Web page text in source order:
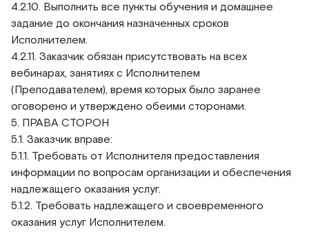
4.2.10. Выполнить все пункты обучения и домашнее
задание до окончания назначенных сроков
Исполнителем.
4.2.11. Заказчик обязан присутствовать на всех
вебинарах, занятиях с Исполнителем
(Преподавателем), время которых было заранее
оговорено и утверждено обеими сторонами.
5. ПРАВА СТОРОН
5.1. Заказчик вправе:
5.1.1. Требовать от Исполнителя предоставления
информации по вопросам организации и обеспечения
надлежащего оказания услуг.
5.1.2. Требовать надлежащего и своевременного
оказания услуг Исполнителем.